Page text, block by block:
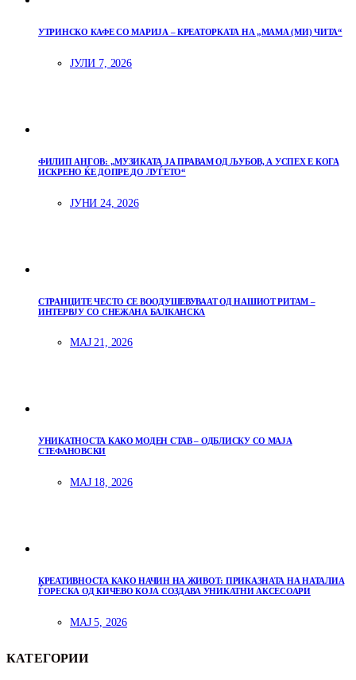
УТРИНСКО КАФЕ СО МАРИЈА – КРЕАТОРКАТА НА „МАМА (МИ) ЧИТА“
ЈУЛИ 7, 2026
ФИЛИП АНГОВ: „МУЗИКАТА ЈА ПРАВАМ ОД ЉУБОВ, А УСПЕХ Е КОГА
ИСКРЕНО ЌЕ ДОПРЕ ДО ЛУЃЕТО“
ЈУНИ 24, 2026
СТРАНЦИТЕ ЧЕСТО СЕ ВООДУШЕВУВААТ ОД НАШИОТ РИТАМ –
ИНТЕРВЈУ СО СНЕЖАНА БАЛКАНСКА
МАЈ 21, 2026
УНИКАТНОСТА КАКО МОДЕН СТАВ – ОДБЛИСКУ СО МАЈА
СТЕФАНОВСКИ
МАЈ 18, 2026
КРЕАТИВНОСТА КАКО НАЧИН НА ЖИВОТ: ПРИКАЗНАТА НА НАТАЛИА
ЃОРЕСКА ОД КИЧЕВО КОЈА СОЗДАВА УНИКАТНИ АКСЕСОАРИ
МАЈ 5, 2026
КАТЕГОРИИ